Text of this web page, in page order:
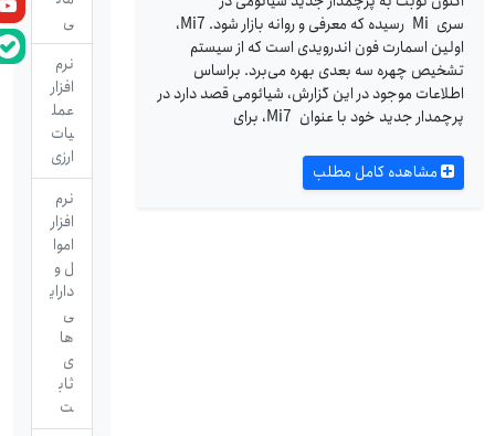
سری Mi رسیده که معرفی و روانه بازار شود. Mi7،
اولین اسمارت فون اندرویدی است که از سیستم
تشخیص چهره سه بعدی بهره می‌برد. براساس
اطلاعات موجود در این گزارش، شیائومی قصد دارد در
پرچمدار جدید خود با عنوان Mi7، برای
مشاهده کامل مطلب
ی
نرم
افزار
عمل
یات
ارزی
نرم
افزار
اموا
ل و
دارای
ی
ها
ی
ثاب
ت